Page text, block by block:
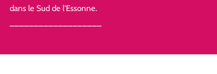
dans le Sud de l'Essonne.